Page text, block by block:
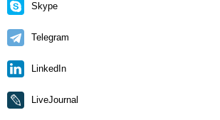
Skype
Telegram
LinkedIn
LiveJournal